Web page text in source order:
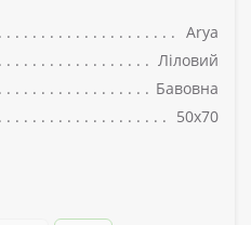
Arya
Ліловий
Бавовна
50х70